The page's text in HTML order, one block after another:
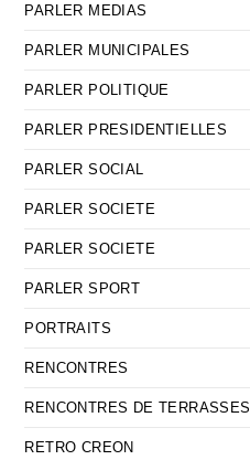
PARLER MEDIAS
PARLER MUNICIPALES
PARLER POLITIQUE
PARLER PRESIDENTIELLES
PARLER SOCIAL
PARLER SOCIETE
PARLER SOCIETE
PARLER SPORT
PORTRAITS
RENCONTRES
RENCONTRES DE TERRASSES
RETRO CREON